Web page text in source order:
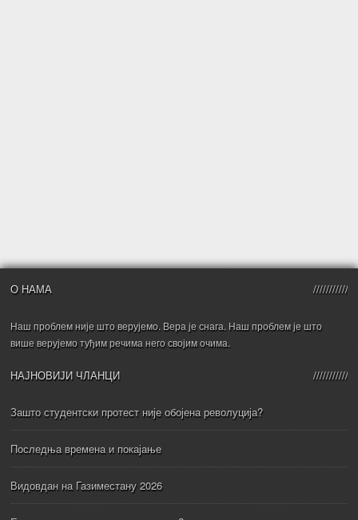
О НАМА
Наш проблем није што верујемо. Вера је снага. Наш проблем је што
више верујемо туђим речима него својим очима.
НАЈНОВИЈИ ЧЛАНЦИ
Зашто студентски протест није обојена револуција?
Последња времена и покајање
Видовдан на Газиместану 2026